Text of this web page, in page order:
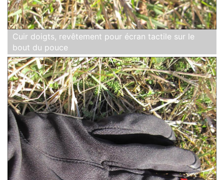
Cuir doigts, revêtement pour écran tactile sur le
bout du pouce